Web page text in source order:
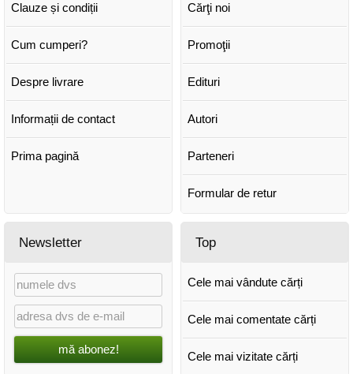
Clauze și condiții
Cum cumperi?
Despre livrare
Informații de contact
Prima pagină
Cărţi noi
Promoţii
Edituri
Autori
Parteneri
Formular de retur
Newsletter
mă abonez!
Top
Cele mai vândute cărți
Cele mai comentate cărți
Cele mai vizitate cărți